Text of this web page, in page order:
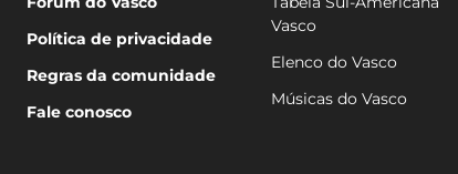
Política de privacidade
Regras da comunidade
Fale conosco
Vasco
Elenco do Vasco
Músicas do Vasco